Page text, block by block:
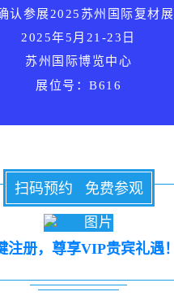
认参展2025苏州国际复材展
2025年5月21-23日
苏州国际博览中心
展位号：B616
扫码预约 免费参观
注册，尊享VIP贵宾礼遇！